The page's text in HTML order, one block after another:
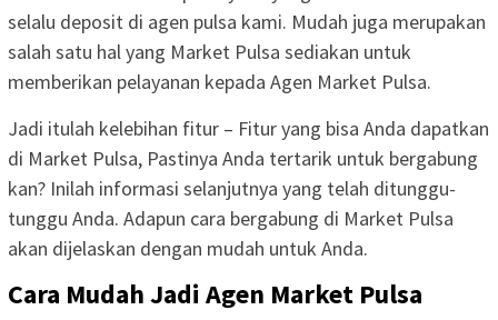
selalu deposit di agen pulsa kami. Mudah juga merupakan
salah satu hal yang Market Pulsa sediakan untuk
memberikan pelayanan kepada Agen Market Pulsa.
Jadi itulah kelebihan fitur – Fitur yang bisa Anda dapatkan
di Market Pulsa, Pastinya Anda tertarik untuk bergabung
kan? Inilah informasi selanjutnya yang telah ditunggu-
tunggu Anda. Adapun cara bergabung di Market Pulsa
akan dijelaskan dengan mudah untuk Anda.
Cara Mudah Jadi Agen Market Pulsa